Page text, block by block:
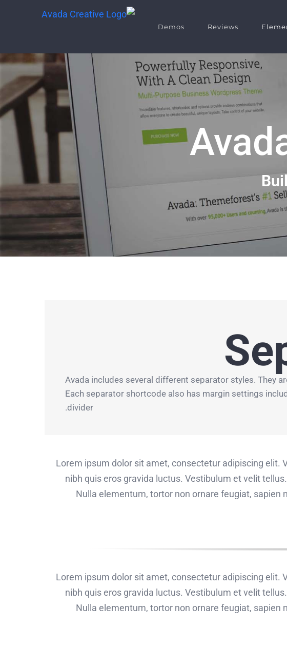
Reviews
Demos
Avada includes several different separator styles. They
Each separator shortcode also has margin settings
divider.
Lorem ipsum dolor sit amet, consectetur adipiscing elit.
nibh quis eros gravida luctus. Vestibulum et velit
Nulla elementum, tortor non ornare feugiat, sapien
Lorem ipsum dolor sit amet, consectetur adipiscing elit.
nibh quis eros gravida luctus. Vestibulum et velit
Nulla elementum, tortor non ornare feugiat, sapien